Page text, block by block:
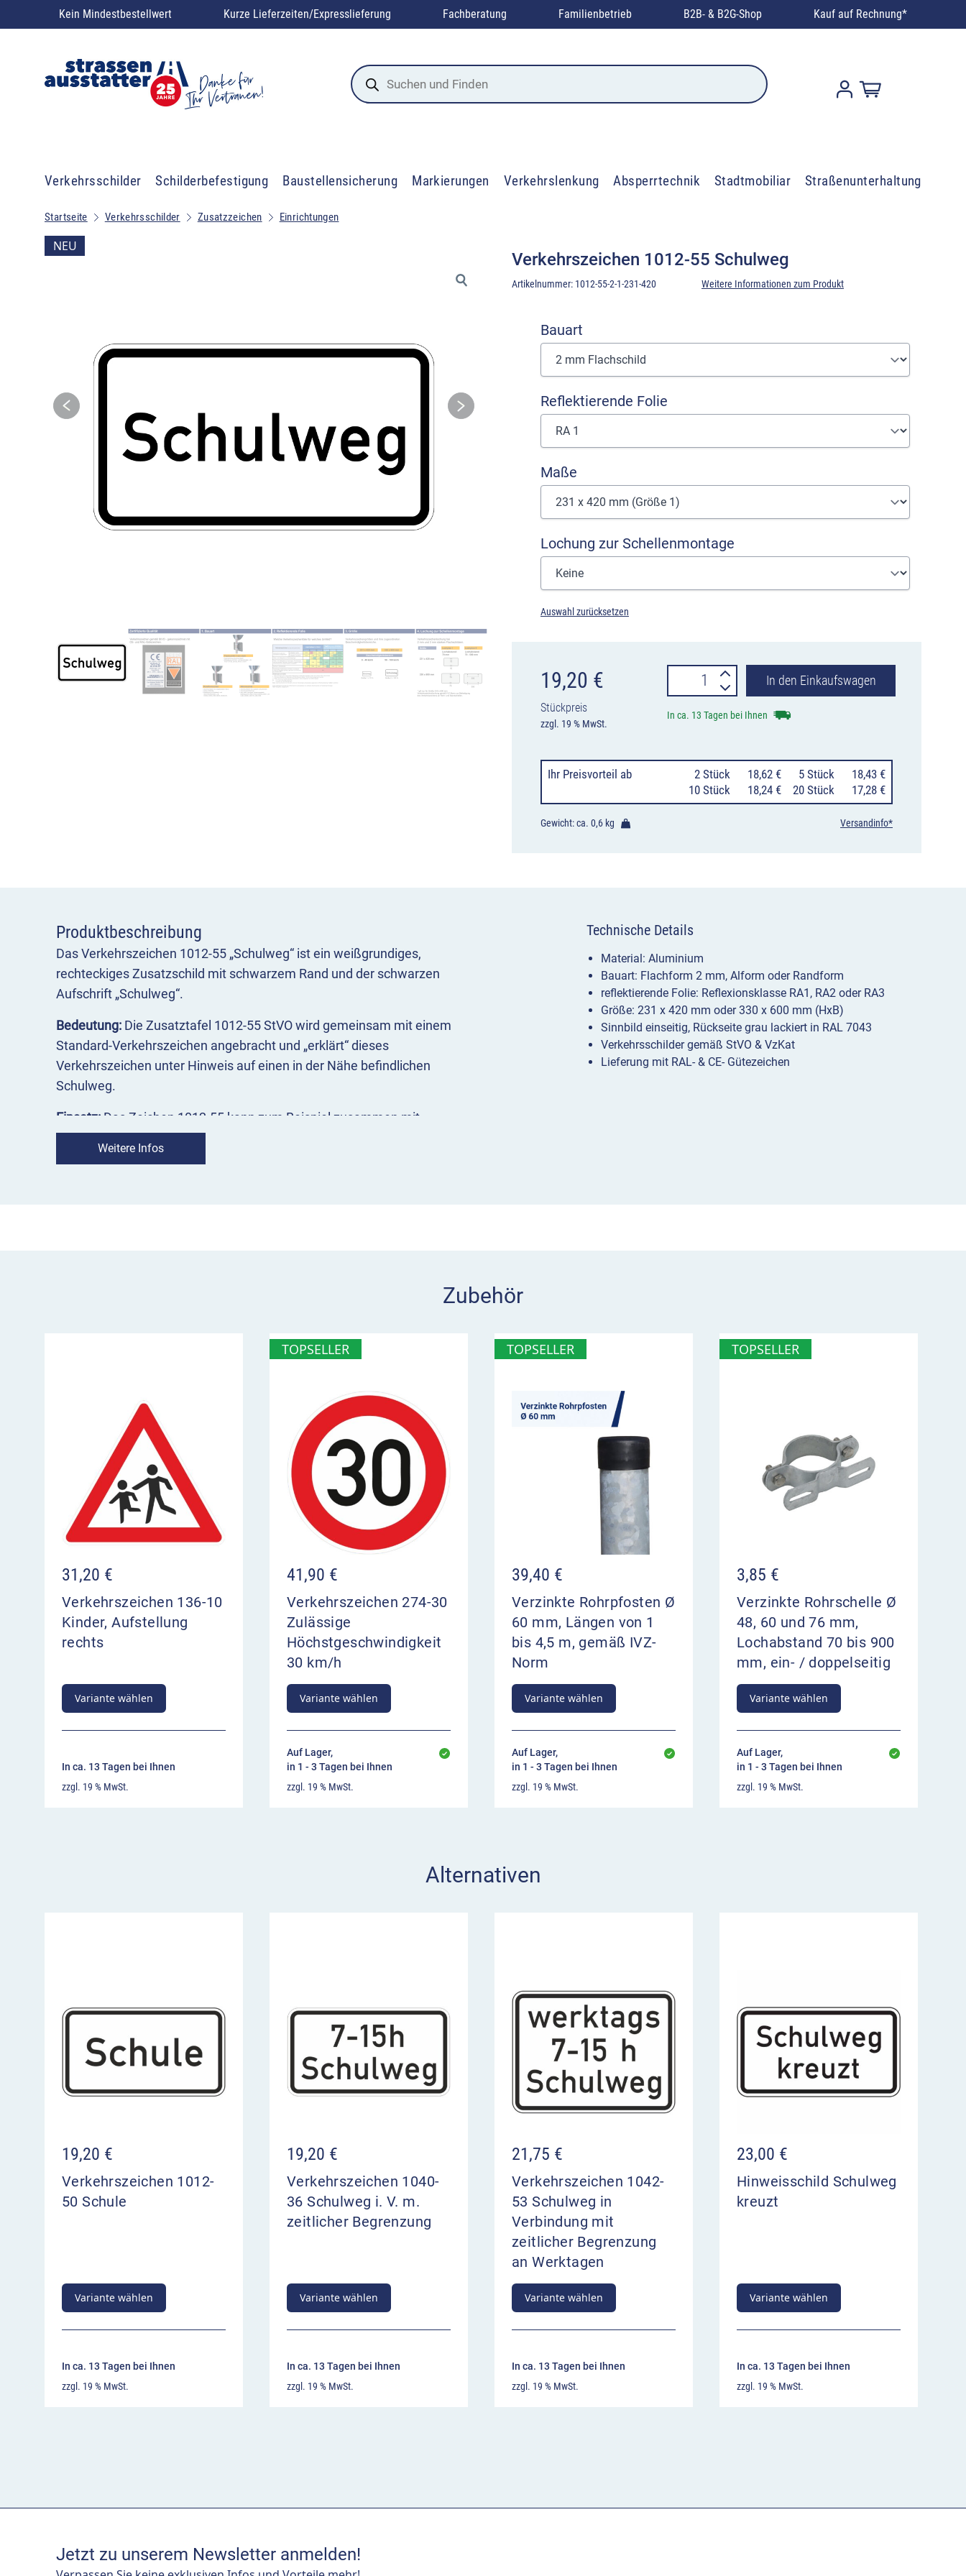
Kein Mindestbestellwert Kurze Lieferzeiten/Expresslieferung Fachberatung Familienbetrieb B2B- & B2G-Shop Kauf auf Rechnung*
Products
search
Verkehrsschilder Schilderbefestigung Baustellensicherung Markierungen Verkehrslenkung Absperrtechnik Stadtmobiliar Straßenunterhaltung
Startseite Verkehrsschilder Zusatzzeichen Einrichtungen
NEU
Verkehrszeichen 1012-55 Schulweg
Artikelnummer: 1012-55-2-1-231-420 Weitere Informationen zum Produkt
Bauart
Reflektierende Folie
Maße
Lochung zur Schellenmontage
Auswahl zurücksetzen
19,20 €
Stückpreis
zzgl. 19 % MwSt.
Verkehrszeichen
1012-
Schulweg
Menge
In den Einkaufswagen
In ca. 13 Tagen bei Ihnen
Ihr Preisvorteil ab 2 Stück 18,62 € 5 Stück
18,43 €
10 Stück
18,24 € 20 Stück 17,28 €
Gewicht: ca. 0,6 kg Versandinfo*
Produktbeschreibung
Das Verkehrszeichen 1012-55 „Schulweg“ ist ein weißgrundiges,
rechteckiges Zusatzschild mit schwarzem Rand und der schwarzen
Aufschrift „Schulweg“.
Bedeutung: Die Zusatztafel 1012-55 StVO wird gemeinsam mit einem
Standard-Verkehrszeichen angebracht und „erklärt“ dieses
Verkehrszeichen unter Hinweis auf einen in der Nähe befindlichen
Schulweg.
Einsatz: Das Zeichen 1012-55 kann zum Beispiel zusammen mit
Gefahrzeichen wie „Gefahrstelle“ (VZ 101), „Kinder“ (VZ 136) oder auch
Weitere Infos
Technische Details
Material: Aluminium
Bauart: Flachform 2 mm, Alform oder Randform
reflektierende Folie: Reflexionsklasse RA1, RA2 oder RA3
Größe: 231 x 420 mm oder 330 x 600 mm (HxB)
Sinnbild einseitig, Rückseite grau lackiert in RAL 7043
Verkehrsschilder gemäß StVO & VzKat
Lieferung mit RAL- & CE- Gütezeichen
Zubehör
31,20 €
Verkehrszeichen 136-10
Kinder, Aufstellung
rechts
Variante wählen
In ca. 13 Tagen bei Ihnen
zzgl. 19 % MwSt.
TOPSELLER
41,90 €
Verkehrszeichen 274-30
Zulässige
Höchstgeschwindigkeit
30 km/h
Variante wählen
Auf Lager,
in 1 - 3 Tagen bei Ihnen
zzgl. 19 % MwSt.
TOPSELLER
39,40 €
Verzinkte Rohrpfosten Ø
60 mm, Längen von 1
bis 4,5 m, gemäß IVZ-
Norm
Variante wählen
Auf Lager,
in 1 - 3 Tagen bei Ihnen
zzgl. 19 % MwSt.
TOPSELLER
3,85 €
Verzinkte Rohrschelle Ø
48, 60 und 76 mm,
Lochabstand 70 bis 900
mm, ein- / doppelseitig
Variante wählen
Auf Lager,
in 1 - 3 Tagen bei Ihnen
zzgl. 19 % MwSt.
Alternativen
19,20 €
Verkehrszeichen 1012-
50 Schule
Variante wählen
In ca. 13 Tagen bei Ihnen
zzgl. 19 % MwSt.
19,20 €
Verkehrszeichen 1040-
36 Schulweg i. V. m.
zeitlicher Begrenzung
Variante wählen
In ca. 13 Tagen bei Ihnen
zzgl. 19 % MwSt.
21,75 €
Verkehrszeichen 1042-
53 Schulweg in
Verbindung mit
zeitlicher Begrenzung
an Werktagen
Variante wählen
In ca. 13 Tagen bei Ihnen
zzgl. 19 % MwSt.
23,00 €
Hinweisschild Schulweg
kreuzt
Variante wählen
In ca. 13 Tagen bei Ihnen
zzgl. 19 % MwSt.
Jetzt zu unserem Newsletter anmelden!